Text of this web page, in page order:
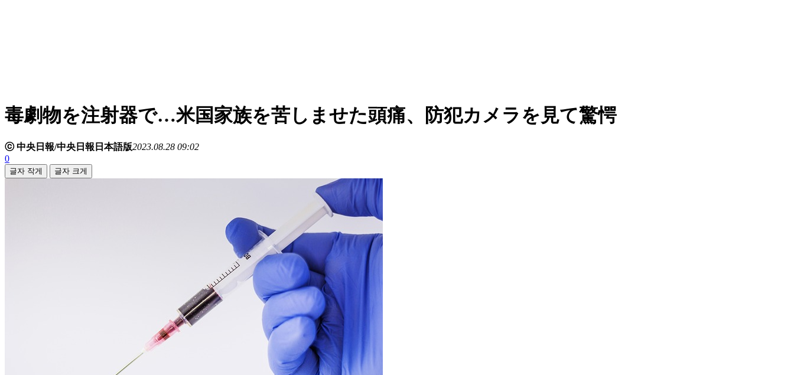
毒劇物を注射器で…米国家族を苦しませた頭痛、防犯カメラを見て驚愕
ⓒ 中央日報/中央日報日本語版2023.08.28 09:02
0
글자 작게 글자 크게